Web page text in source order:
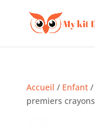
Accueil / Enfant/
premiers crayons